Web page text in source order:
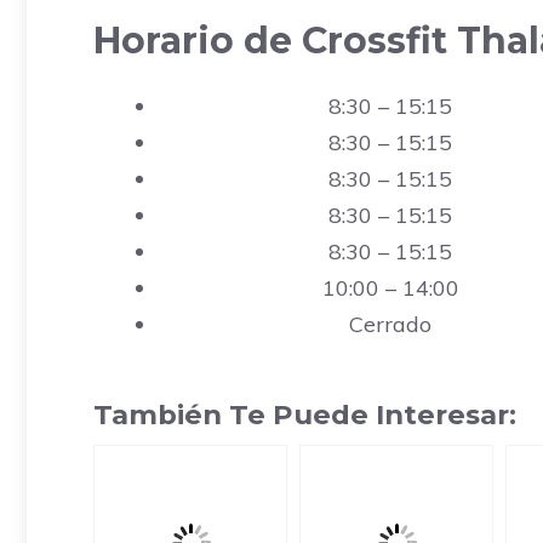
Horario de Crossfit
8:30 – 15:15
8:30 – 15:15
8:30 – 15:15
8:30 – 15:15
8:30 – 15:15
10:00 – 14:00
Cerrado
También Te Puede Interesar: